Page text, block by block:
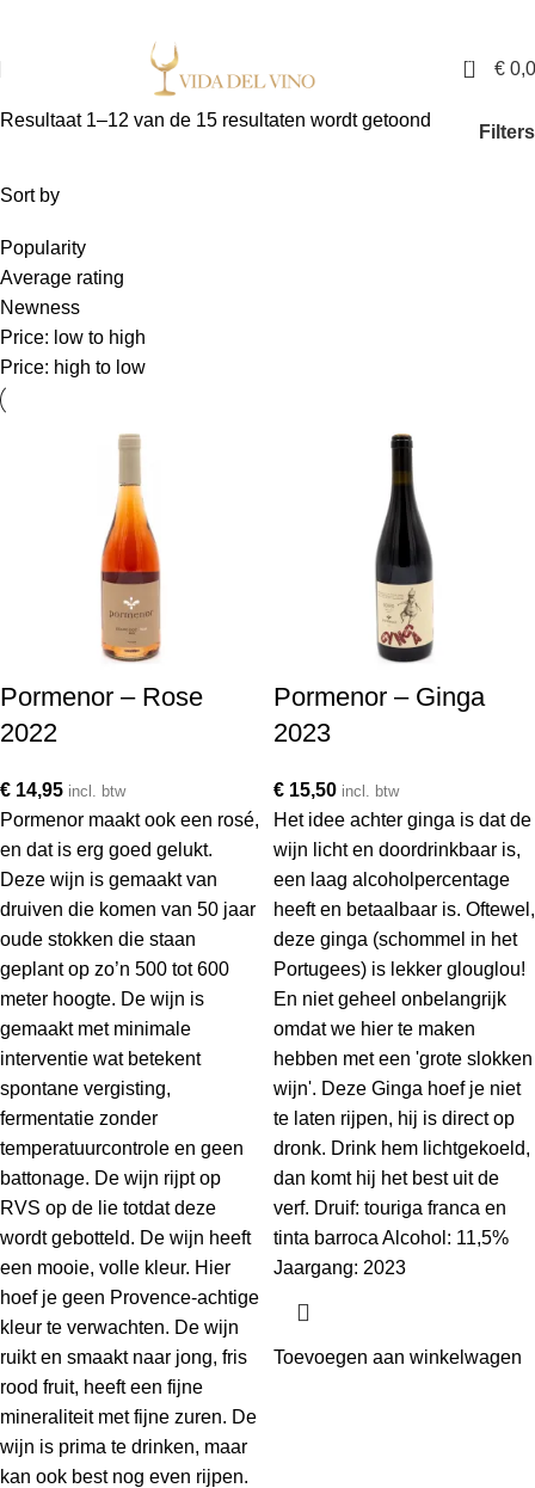
0 €
Resultaat 1–12 van de 15 resultaten wordt getoond
Filters
Sort by
Popularity
Average rating
Newness
Price: low to high
Price: high to low
Pormenor – Rose
2022
€ 14,95 incl. btw
Pormenor maakt ook een rosé,
en dat is erg goed gelukt.
Deze wijn is gemaakt van
druiven die komen van 50 jaar
oude stokken die staan
geplant op zo’n 500 tot 600
meter hoogte. De wijn is
gemaakt met minimale
interventie wat betekent
spontane vergisting,
fermentatie zonder
temperatuurcontrole en geen
battonage. De wijn rijpt op
RVS op de lie totdat deze
wordt gebotteld. De wijn heeft
een mooie, volle kleur. Hier
hoef je geen Provence-achtige
kleur te verwachten. De wijn
ruikt en smaakt naar jong, fris
rood fruit, heeft een fijne
mineraliteit met fijne zuren. De
wijn is prima te drinken, maar
kan ook best nog even rijpen.
Pormenor – Ginga
2023
€ 15,50 incl. btw
Het idee achter ginga is dat de
wijn licht en doordrinkbaar is,
een laag alcoholpercentage
heeft en betaalbaar is. Oftewel,
deze ginga (schommel in het
Portugees) is lekker glouglou!
En niet geheel onbelangrijk
omdat we hier te maken
hebben met een 'grote slokken
wijn'. Deze Ginga hoef je niet
te laten rijpen, hij is direct op
dronk. Drink hem lichtgekoeld,
dan komt hij het best uit de
verf. Druif: touriga franca en
tinta barroca Alcohol: 11,5%
Jaargang: 2023
Toevoegen aan winkelwagen